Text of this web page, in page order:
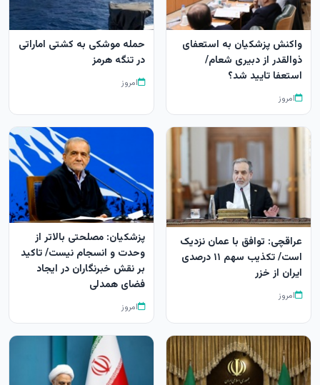
واکنش پزشکیان به استعفای
ذوالقدر از دبیری شعام/
استعفا تایید شد؟
امروز
حمله موشکی به کشتی اماراتی
در تنگه هرمز
امروز
عراقچی: توافق با عمان نزدیک
است/ تکذیب سهم ۱۱ درصدی
ایران از خزر
امروز
پزشکیان: مصلحتی بالاتر از
وحدت و انسجام نیست/ تاکید
بر نقش خبرنگاران در ایجاد
فضای همدلی
امروز